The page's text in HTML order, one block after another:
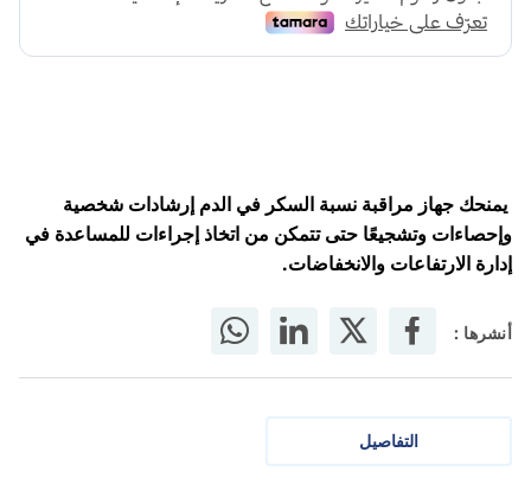
يمنحك جهاز مراقبة نسبة السكر في الدم إرشادات شخصية
وإحصاءات وتشجيعًا حتى تتمكن من اتخاذ إجراءات للمساعدة في
إدارة الارتفاعات والانخفاضات.
أنشرها :
التفاصيل